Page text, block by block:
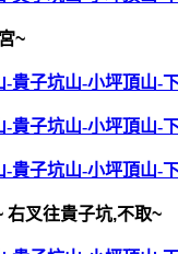
~
右叉往貴子坑,不取~